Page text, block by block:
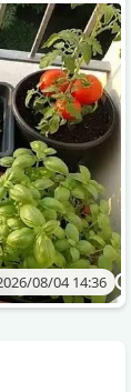
08/04 14:36